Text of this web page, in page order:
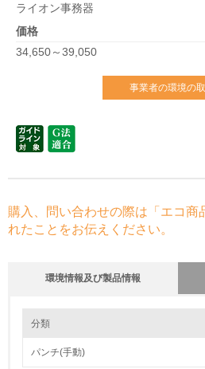
ライオン事務器
価格
34,650～39,050
事業者の環境の
購入、問い合わせの際は「エコ商
れたことをお伝えください。
環境情報及び製品情報
1.環境取り組み体制
分類
パンチ(手動)